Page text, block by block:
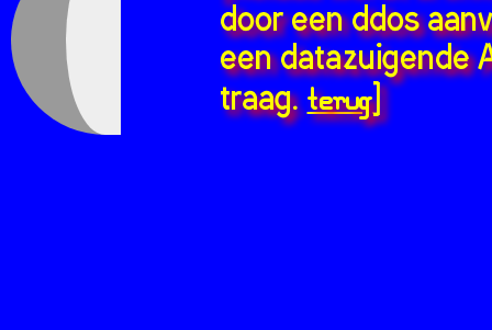
door een ddos
een datazuigende
traag.terug]